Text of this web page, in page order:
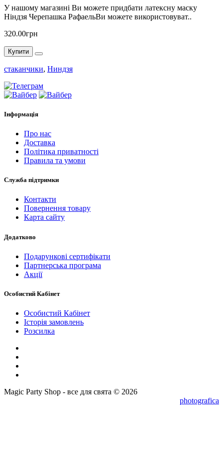
У нашому магазині Ви можете придбати латексну маску
Ніндзя Черепашка РафаельВи можете використовуват..
320.00грн
Купити
стаканчики, Ниндзя
Інформація
Про нас
Доставка
Політика приватності
Правила та умови
Служба підтримки
Контакти
Повернення товару
Карта сайту
Додатково
Подарункові сертифікати
Партнерська програма
Акції
Особистий Кабінет
Особистий Кабінет
Історія замовлень
Розсилка
Magic Party Shop - все для свята © 2026
photografica